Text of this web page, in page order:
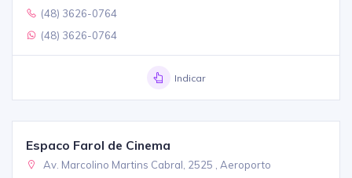
(48) 3626-0764
(48) 3626-0764
Indicar
Espaco Farol de Cinema
Av. Marcolino Martins Cabral, 2525 , Aeroporto